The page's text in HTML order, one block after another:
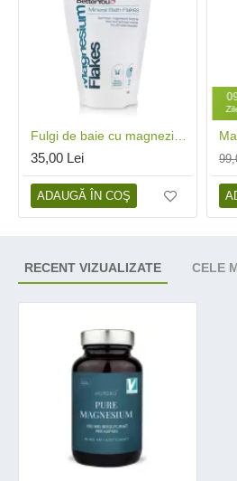
35,00 Lei
ADAUGĂ ÎN COŞ
RECENT VIZUALIZATE CELE